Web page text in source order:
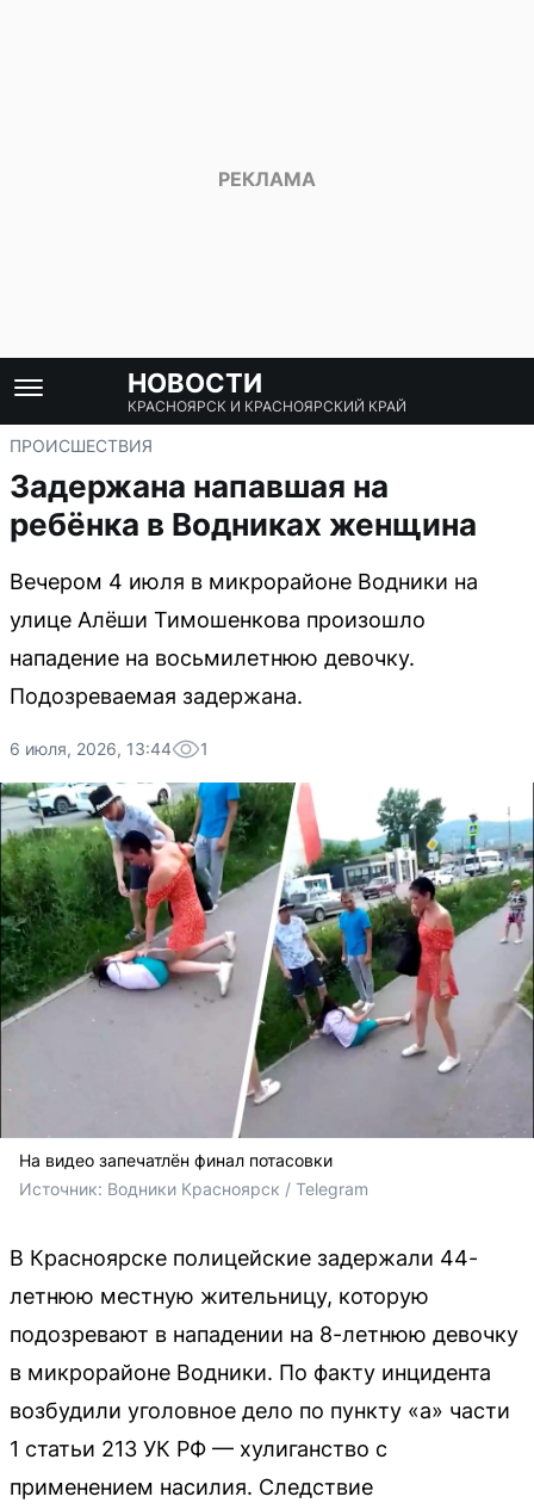
НОВОСТИ
КРАСНОЯРСК И КРАСНОЯРСКИЙ КРАЙ
ПРОИСШЕСТВИЯ
Задержана напавшая на
ребёнка в Водниках женщина
Вечером 4 июля в микрорайоне Водники на
улице Алёши Тимошенкова произошло
нападение на восьмилетнюю девочку.
Подозреваемая задержана.
6 июля, 2026, 13:44 1
На видео запечатлён финал потасовки
Источник: Водники Красноярск / Telegram
В Красноярске полицейские задержали 44-
летнюю местную жительницу, которую
подозревают в нападении на 8-летнюю девочку
в микрорайоне Водники. По факту инцидента
возбудили уголовное дело по пункту «а» части
1 статьи 213 УК РФ — хулиганство с
применением насилия. Следствие